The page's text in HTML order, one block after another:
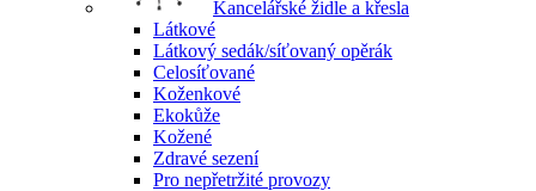
Kancelářské židle a křesla
Látkové
Látkový sedák/síťovaný opěrák
Celosíťované
Koženkové
Ekokůže
Kožené
Zdravé sezení
Pro nepřetržité provozy